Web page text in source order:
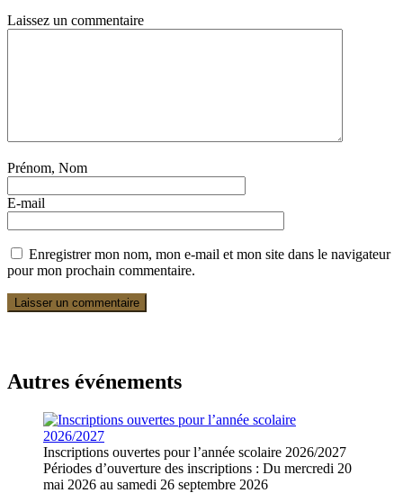
Laissez un commentaire
Prénom, Nom
E-mail
Enregistrer mon nom, mon e-mail et mon site dans le navigateur
pour mon prochain commentaire.
Autres événements
Inscriptions ouvertes pour l’année scolaire 2026/2027
Périodes d’ouverture des inscriptions : Du mercredi 20
mai 2026 au samedi 26 septembre 2026